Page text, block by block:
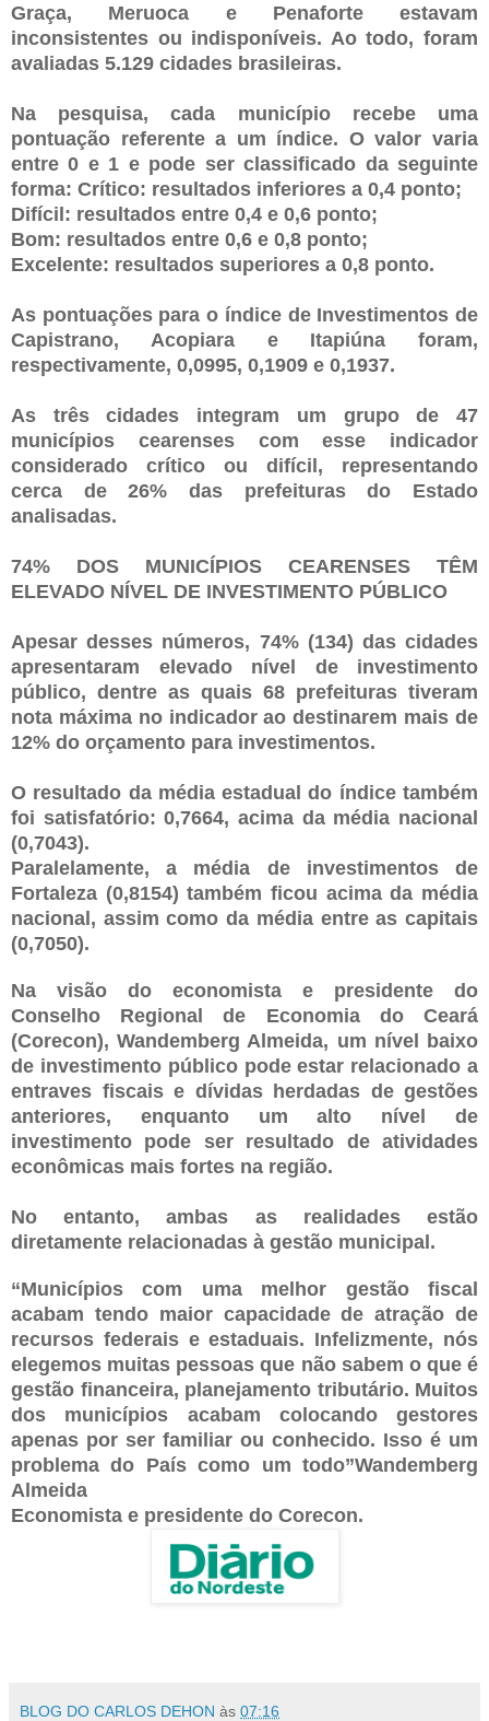
Graça, Meruoca e Penaforte estavam
inconsistentes ou indisponíveis. Ao todo, foram
avaliadas 5.129 cidades brasileiras.
Na pesquisa, cada município recebe uma
pontuação referente a um índice. O valor varia
entre 0 e 1 e pode ser classificado da seguinte
forma: Crítico: resultados inferiores a 0,4 ponto;
Difícil: resultados entre 0,4 e 0,6 ponto;
Bom: resultados entre 0,6 e 0,8 ponto;
Excelente: resultados superiores a 0,8 ponto.
As pontuações para o índice de Investimentos de
Capistrano, Acopiara e Itapiúna foram,
respectivamente, 0,0995, 0,1909 e 0,1937.
As três cidades integram um grupo de 47
municípios cearenses com esse indicador
considerado crítico ou difícil, representando
cerca de 26% das prefeituras do Estado
analisadas.
74% DOS MUNICÍPIOS CEARENSES TÊM
ELEVADO NÍVEL DE INVESTIMENTO PÚBLICO
Apesar desses números, 74% (134) das cidades
apresentaram elevado nível de investimento
público, dentre as quais 68 prefeituras tiveram
nota máxima no indicador ao destinarem mais de
12% do orçamento para investimentos.
O resultado da média estadual do índice também
foi satisfatório: 0,7664, acima da média nacional
(0,7043).
Paralelamente, a média de investimentos de
Fortaleza (0,8154) também ficou acima da média
nacional, assim como da média entre as capitais
(0,7050).
Na visão do economista e presidente do
Conselho Regional de Economia do Ceará
(Corecon), Wandemberg Almeida, um nível baixo
de investimento público pode estar relacionado a
entraves fiscais e dívidas herdadas de gestões
anteriores, enquanto um alto nível de
investimento pode ser resultado de atividades
econômicas mais fortes na região.
No entanto, ambas as realidades estão
diretamente relacionadas à gestão municipal.
“Municípios com uma melhor gestão fiscal
acabam tendo maior capacidade de atração de
recursos federais e estaduais. Infelizmente, nós
elegemos muitas pessoas que não sabem o que é
gestão financeira, planejamento tributário. Muitos
dos municípios acabam colocando gestores
apenas por ser familiar ou conhecido. Isso é um
problema do País como um todo”Wandemberg
Almeida
Economista e presidente do Corecon.
BLOG DO CARLOS DEHON às 07:16